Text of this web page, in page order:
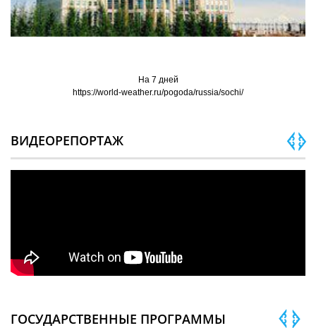
На 7 дней
https://world-weather.ru/pogoda/russia/sochi/
ВИДЕОРЕПОРТАЖ
ГОСУДАРСТВЕННЫЕ ПРОГРАММЫ